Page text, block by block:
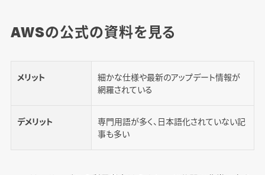
AWSの公式の資料を見る
メリット
細かな仕様や最新のアップデート情報が
網羅されている
デメリット
専門用語が多く、日本語化されていない記
事も多い